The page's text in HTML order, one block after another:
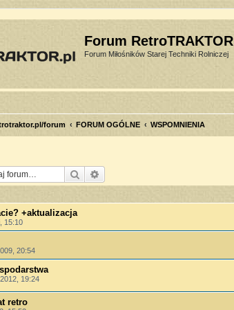
Forum RetroTRAKTOR
Forum Miłośników Starej Techniki Rolniczej
forum FORUM OGÓLNE WSPOMNIENIA
Szukaj
+aktualizacja
15:10
20:54
19:24
retro